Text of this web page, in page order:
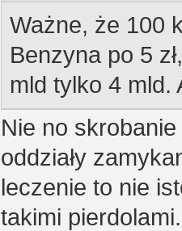
Ważne, że 100
Benzyna po 5
mld tylko 4 mld.
Nie no
oddziały
leczenie to nie
takimi